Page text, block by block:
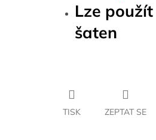
Lze
šaten
TISK ZEPTAT SE